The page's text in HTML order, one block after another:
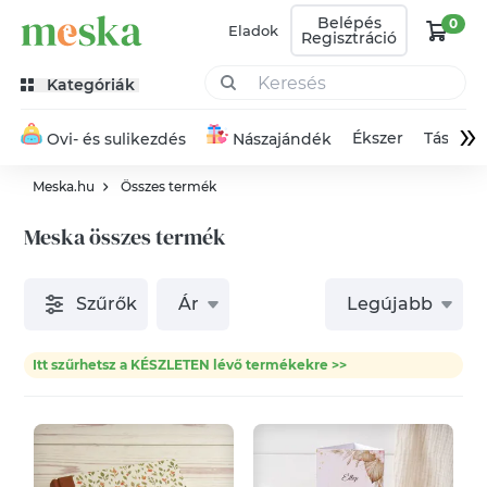
Eladok Belépés
Regisztráció
0
Kategóriák
Ovi- és sulikezdés Nászajándék Ékszer Táska»
Meska.hu Összes termék
Meska összes termék
Szűrők Ár Legújabb
Itt szűrhetsz a KÉSZLETEN lévő termékekre >>